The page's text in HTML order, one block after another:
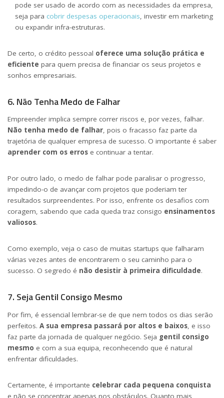
pode ser usado de acordo com as necessidades da empresa,
seja para cobrir despesas operacionais, investir em marketing
ou expandir infra-estruturas.
De certo, o crédito pessoal oferece uma solução prática e
eficiente para quem precisa de financiar os seus projetos e
sonhos empresariais.
6. Não Tenha Medo de Falhar
Empreender implica sempre correr riscos e, por vezes, falhar.
Não tenha medo de falhar, pois o fracasso faz parte da
trajetória de qualquer empresa de sucesso. O importante é saber
aprender com os erros e continuar a tentar.
Por outro lado, o medo de falhar pode paralisar o progresso,
impedindo-o de avançar com projetos que poderiam ter
resultados surpreendentes. Por isso, enfrente os desafios com
coragem, sabendo que cada queda traz consigo ensinamentos
valiosos.
Como exemplo, veja o caso de muitas startups que falharam
várias vezes antes de encontrarem o seu caminho para o
sucesso. O segredo é não desistir à primeira dificuldade.
7. Seja Gentil Consigo Mesmo
Por fim, é essencial lembrar-se de que nem todos os dias serão
perfeitos. A sua empresa passará por altos e baixos , e isso
faz parte da jornada de qualquer negócio. Seja gentil consigo
mesmo e com a sua equipa, reconhecendo que é natural
enfrentar dificuldades.
Certamente, é importante celebrar cada pequena conquista
e não se concentrar apenas nos obstáculos. Quanto mais